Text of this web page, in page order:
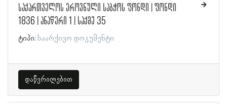
საქართველოს ეროვნული საბჭოს ფონდი | ფონდი
1836 | ანაწერი 1 | საქმე 35
ტიპი: საარქივო დოკუმენტი
დაწვრილებით